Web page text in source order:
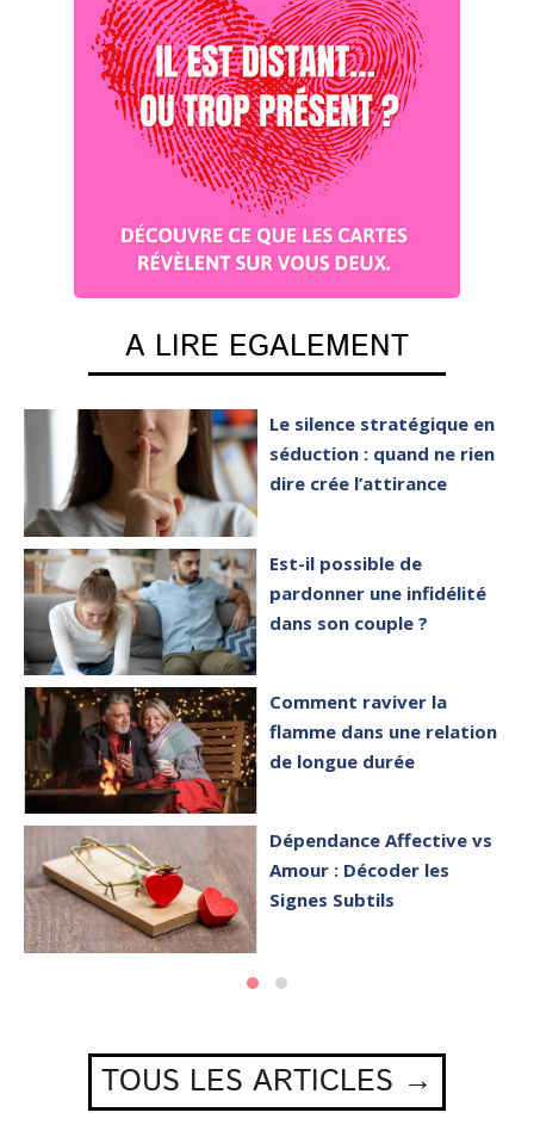
A LIRE EGALEMENT
Le silence stratégique en
séduction : quand ne rien
dire crée l’attirance
Est-il possible de
pardonner une infidélité
dans son couple ?
Comment raviver la
flamme dans une relation
de longue durée
Dépendance Affective vs
Amour : Décoder les
Signes Subtils
TOUS LES ARTICLES →